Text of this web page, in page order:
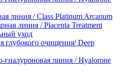
линия / Class Platinum Arcanum
линия / Placenta Treatment
уход
глубокого очищения/ Deep
гиалуроновая линия / Hyalorone